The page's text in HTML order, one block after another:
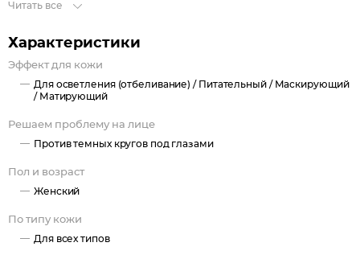
Читать все
Характеристики
Эффект для кожи
Для осветления (отбеливание) / Питательный / Маскирующий
/ Матирующий
Решаем проблему на лице
Против темных кругов под глазами
Пол и возраст
Женский
По типу кожи
Для всех типов